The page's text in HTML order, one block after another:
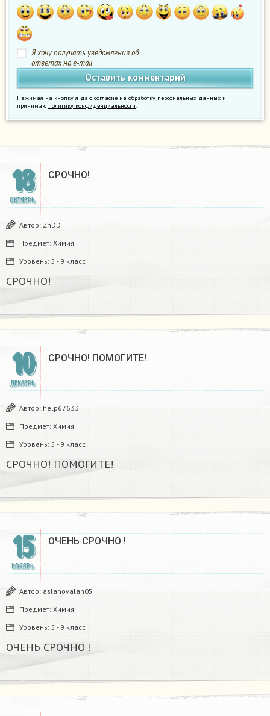
Я хочу получать уведомления об
ответах на e-mail
Нажимая на кнопку я даю согласие на обработку персональных данных и
принимаю политику конфиденциальности.
18
ОКТЯБРЬ
СРОЧНО!
Автор: ZhDD
Предмет: Химия
Уровень: 5 - 9 класс
СРОЧНО!
10
ДЕКАБРЬ
СРОЧНО! ПОМОГИТЕ!
Автор: help67633
Предмет: Химия
Уровень: 5 - 9 класс
СРОЧНО! ПОМОГИТЕ!
15
НОЯБРЬ
ОЧЕНЬ СРОЧНО ! ​
Автор: aslanovalan05
Предмет: Химия
Уровень: 5 - 9 класс
ОЧЕНЬ СРОЧНО ! ​